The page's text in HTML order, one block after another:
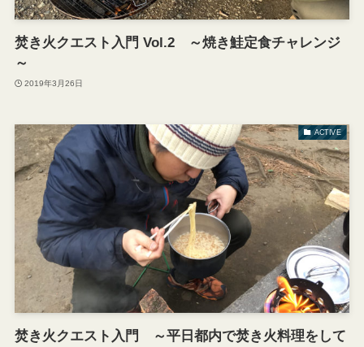
焚き火クエスト入門 Vol.2 ～焼き鮭定食チャレンジ
～
2019年3月26日
ACTIVE
焚き火クエスト入門 ～平日都内で焚き火料理をして